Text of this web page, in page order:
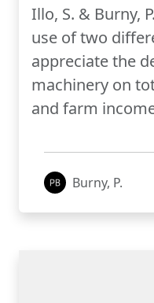
Illo, S. & Burny,
use of two
appreciate the
machinery on
and farm
Burny, P.